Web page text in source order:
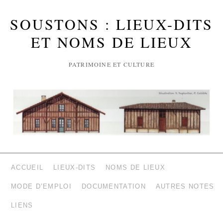
SOUSTONS : LIEUX-DITS
ET NOMS DE LIEUX
PATRIMOINE ET CULTURE
ACCUEIL LIEUX-DITS NOMS DE LIEUX
MODE D’EMPLOI DOCUMENTATION AUTRES NOTES
LIENS